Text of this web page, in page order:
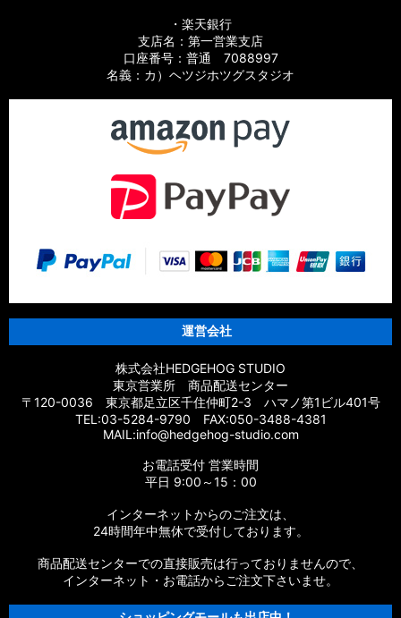
・楽天銀行
支店名：第一営業支店
口座番号：普通 7088997
名義：カ）ヘツジホツグスタジオ
運営会社
株式会社HEDGEHOG STUDIO
東京営業所 商品配送センター
〒120-0036 東京都足立区千住仲町2-3 ハマノ第1ビル401号
TEL:03-5284-9790 FAX:050-3488-4381
MAIL:info@hedgehog-studio.com
お電話受付 営業時間
平日 9:00～15：00
インターネットからのご注文は、
24時間年中無休で受付しております。
商品配送センターでの直接販売は行っておりませんので、
インターネット・お電話からご注文下さいませ。